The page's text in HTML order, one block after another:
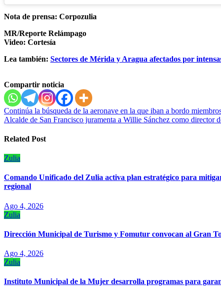
Nota de prensa: Corpozulia
MR/Reporte Relámpago
Video: Cortesía
Lea también: Sectores de Mérida y Aragua afectados por
Compartir noticia
Navegación
de
entradas
Continúa la búsqueda de la aeronave en la que iban a bordo
Alcalde de San Francisco juramenta a Willie Sánchez como director
Related Post
Zulia
Comando Unificado del Zulia activa plan estratégico para
regional
Ago 4, 2026
Zulia
Dirección Municipal de Turismo y Fomutur convocan al Gran
Ago 4, 2026
Zulia
Instituto Municipal de la Mujer desarrolla programas para